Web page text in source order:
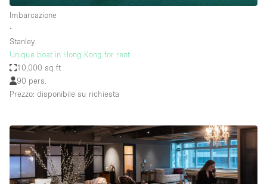
Imbarcazione
∙
Stanley
Unique boat in Hong Kong for rent
10,000 sq ft
90 pers.
Prezzo: disponibile su richiesta